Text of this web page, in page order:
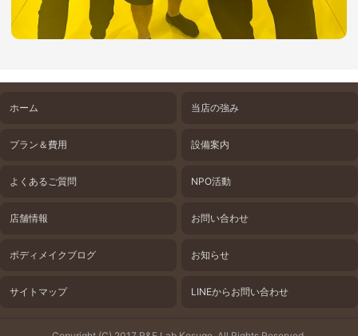
ホーム 当店の強み
プラン＆費用 設備案内
よくあるご質問 NPO活動
店舗情報 お問い合わせ
ボディメイクブログ お知らせ
サイトマップ LINEからお問い合わせ